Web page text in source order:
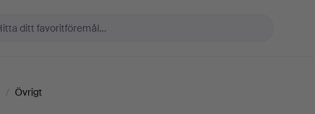
/ Övrigt